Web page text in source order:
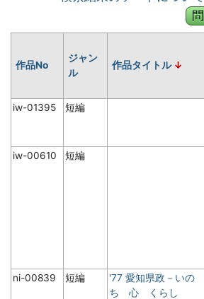
作品No
ジャン
ル
作品タイトル
iw-01395 短編
iw-00610 短編
ni-00839 短編
'77 愛知県政－いの
ち 心 くらし